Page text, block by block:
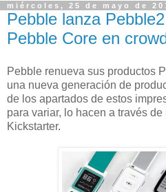
miércoles, 25 de mayo de
Pebble lanza
Pebble Core en
Pebble renueva sus productos
una nueva generación de
de los apartados de estos
para variar, lo hacen a través
Kickstarter.